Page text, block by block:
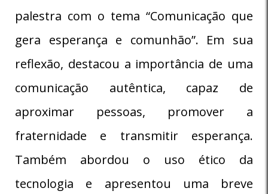
palestra com o tema “Comunicação que
gera esperança e comunhão”. Em sua
reflexão, destacou a importância de uma
comunicação autêntica, capaz de
aproximar pessoas, promover a
fraternidade e transmitir esperança.
Também abordou o uso ético da
tecnologia e apresentou uma breve